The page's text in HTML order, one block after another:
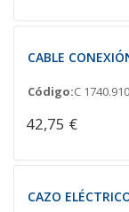
CABLE
Código:C 1740.910
42,75 €
CAZO